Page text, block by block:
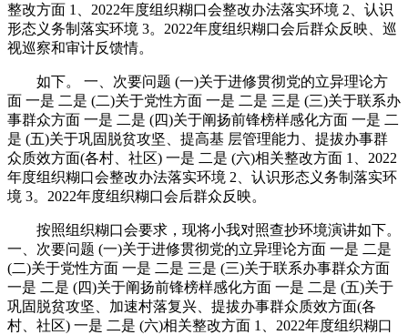
整改方面 1、2022年度组织糊口会整改办法落实环境 2、认识
形态义务制落实环境 3。2022年度组织糊口会后群众反映、巡
视巡察和审计反馈情。
如下。 一、次要问题 (一)关于进修贯彻党的立异理论方
面 一是 二是 (二)关于党性方面 一是 二是 三是 (三)关于联系办
事群众方面 一是 二是 (四)关于阐扬前锋榜样感化方面 一是 二
是 (五)关于巩固脱贫攻坚、提高基 层管理能力、提拔办事群
众质效方面(各村、社区) 一是 二是 (六)相关整改方面 1、2022
年度组织糊口会整改办法落实环境 2、认识形态义务制落实环
境 3。2022年度组织糊口会后群众反映。
按照组织糊口会要求，现将小我对照查抄环境演讲如下。
一、次要问题 (一)关于进修贯彻党的立异理论方面 一是 二是
(二)关于党性方面 一是 二是 三是 (三)关于联系办事群众方面
一是 二是 (四)关于阐扬前锋榜样感化方面 一是 二是 (五)关于
巩固脱贫攻坚、加速村落复兴、提拔办事群众质效方面(各
村、社区) 一是 二是 (六)相关整改方面 1、2022年度组织糊口